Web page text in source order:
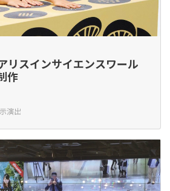
リスインサイエンスワール
作
演出